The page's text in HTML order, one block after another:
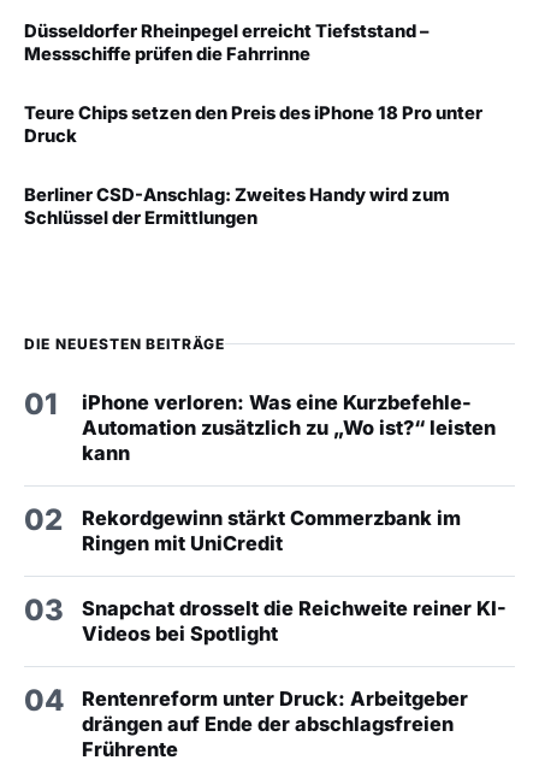
Düsseldorfer Rheinpegel erreicht Tiefststand –
Messschiffe prüfen die Fahrrinne
Teure Chips setzen den Preis des iPhone 18 Pro unter
Druck
Berliner CSD-Anschlag: Zweites Handy wird zum
Schlüssel der Ermittlungen
DIE NEUESTEN BEITRÄGE
01
iPhone verloren: Was eine Kurzbefehle-
Automation zusätzlich zu „Wo ist?“ leisten
kann
02
Rekordgewinn stärkt Commerzbank im
Ringen mit UniCredit
03
Snapchat drosselt die Reichweite reiner KI-
Videos bei Spotlight
04
Rentenreform unter Druck: Arbeitgeber
drängen auf Ende der abschlagsfreien
Frührente